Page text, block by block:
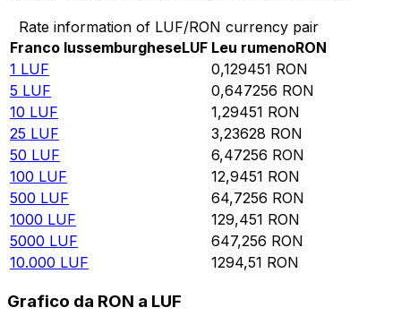
Rate information of LUF/RON currency pair
Franco lussemburgheseLUF Leu rumenoRON
1 LUF 0,129451 RON
5 LUF 0,647256 RON
10 LUF 1,29451 RON
25 LUF 3,23628 RON
50 LUF 6,47256 RON
100 LUF 12,9451 RON
500 LUF 64,7256 RON
1000 LUF 129,451 RON
5000 LUF 647,256 RON
10.000 LUF 1294,51 RON
Grafico da RON a LUF